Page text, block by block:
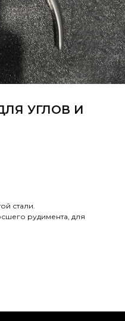
УГЛОВ И
стали.
рудимента, для